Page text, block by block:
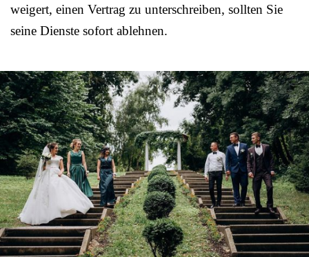
weigert, einen Vertrag zu unterschreiben, sollten Sie
seine Dienste sofort ablehnen.